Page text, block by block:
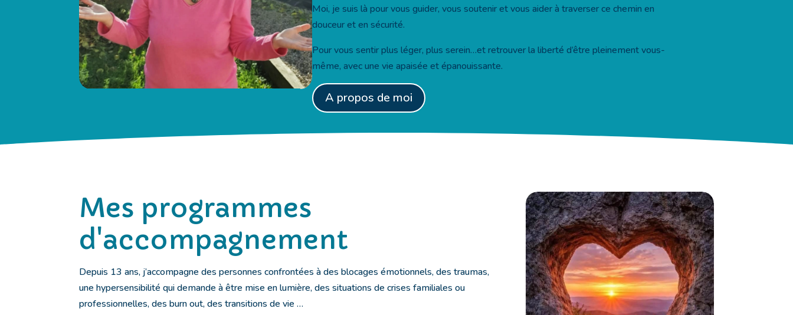
Moi, je suis là pour vous guider, vous soutenir et vous aider à traverser ce chemin en
douceur et en sécurité.
Pour vous sentir plus léger, plus serein…et retrouver la liberté d’être pleinement vous-
même, avec une vie apaisée et épanouissante.
A propos de moi
Mes programmes
d'accompagnement
Depuis 13 ans, j’accompagne des personnes confrontées à des blocages émotionnels, des traumas,
une hypersensibilité qui demande à être mise en lumière, des situations de crises familiales ou
professionnelles, des burn out, des transitions de vie …